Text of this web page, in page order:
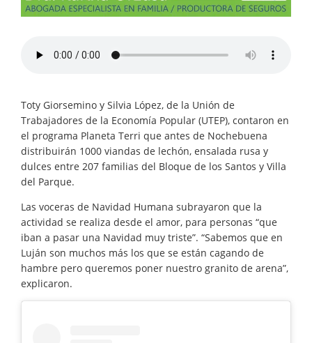
Toty Giorsemino y Silvia López, de la Unión de
Trabajadores de la Economía Popular (UTEP), contaron en
el programa Planeta Terri que antes de Nochebuena
distribuirán 1000 viandas de lechón, ensalada rusa y
dulces entre 207 familias del Bloque de los Santos y Villa
del Parque.
Las voceras de Navidad Humana subrayaron que la
actividad se realiza desde el amor, para personas “que
iban a pasar una Navidad muy triste”. “Sabemos que en
Luján son muchos más los que se están cagando de
hambre pero queremos poner nuestro granito de arena”,
explicaron.